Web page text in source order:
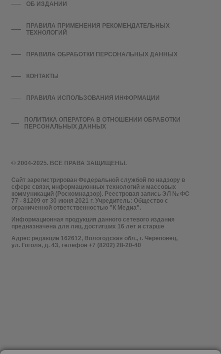
© 2004-2025. ВСЕ ПРАВА ЗАЩИЩЕНЫ.
Сайт зарегистрирован Федеральной службой по надзору в
сфере связи, информационных технологий и массовых
коммуникаций (Роскомнадзор). Реестровая запись ЭЛ № ФС
77 - 81209 от 30 июня 2021 г. Учредитель: Общество с
ограниченной ответственностью "К Медиа".
Информационная продукция данного сетевого издания
предназначена для лиц, достигших 16 лет и старше
Адрес редакции 162612, Вологодская обл., г. Череповец,
ул. Гоголя, д. 43, телефон +7 (8202) 28-20-40
ОБ ИЗДАНИИ
ПРАВИЛА ПРИМЕНЕНИЯ РЕКОМЕНДАТЕЛЬНЫХ
ТЕХНОЛОГИЙ
ПРАВИЛА ОБРАБОТКИ ПЕРСОНАЛЬНЫХ ДАННЫХ
КОНТАКТЫ
ПРАВИЛА ИСПОЛЬЗОВАНИЯ ИНФОРМАЦИИ
ПОЛИТИКА ОПЕРАТОРА В ОТНОШЕНИИ ОБРАБОТКИ
ПЕРСОНАЛЬНЫХ ДАННЫХ